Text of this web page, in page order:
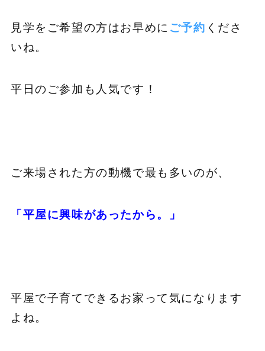
見学をご希望の方はお早めに ご予約 くださ
いね。
平日のご参加も人気です！
ご来場された方の動機で最も多いのが、
「平屋に興味があったから。」
平屋で子育てできるお家って気になります
よね。